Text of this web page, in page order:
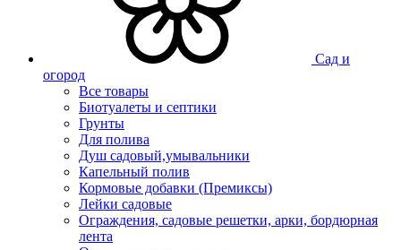
Сад и
огород
Все товары
Биотуалеты и септики
Грунты
Для полива
Душ садовый,умывальники
Капельный полив
Кормовые добавки (Премиксы)
Лейки садовые
Ограждения, садовые решетки, арки, бордюрная
лента